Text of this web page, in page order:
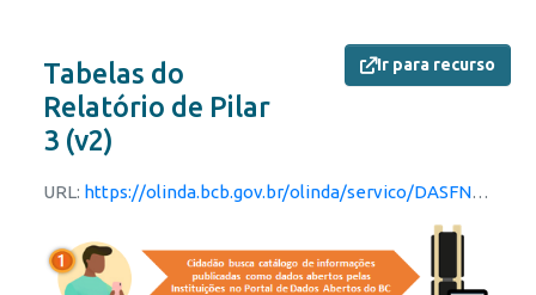
Ir para recurso
Tabelas do
Relatório de Pilar
3 (v2)
URL: https://olinda.bcb.gov.br/olinda/servico/DASFN/versao/v1/odata/Recursos?$filter=CnpjInstituicao%20eq%20'00416968000101'%20and%20Api%20eq%20'pilar3'%20and%20startswith(Versao,'2')&$format=json